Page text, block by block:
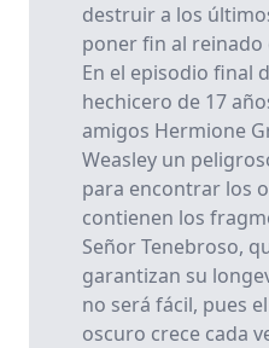
destruir a los
poner fin al
En el episodio final
hechicero de 17
amigos Hermione
Weasley un
para encontrar los
contienen los
Señor Tenebroso,
garantizan su
no será fácil, pues
oscuro crece cada